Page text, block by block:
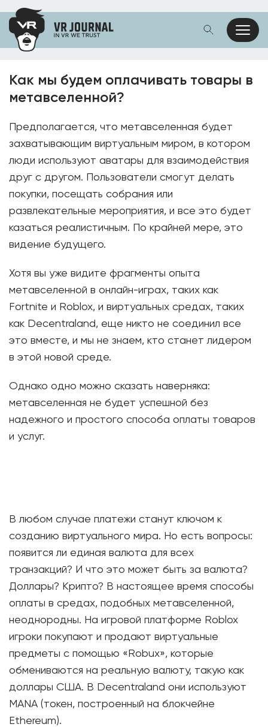
Как мы будем оплачивать товары в
метавселенной?
Предполагается, что метавселенная будет
захватывающим виртуальным миром, в котором
люди используют аватары для взаимодействия
друг с другом. Пользователи смогут делать
покупки, посещать собрания или
развлекательные мероприятия, и все это будет
казаться реалистичным. По крайней мере, это
видение будущего.
Хотя вы уже видите фрагменты опыта
метавселенной в онлайн-играх, таких как
Fortnite и Roblox, и виртуальных средах, таких
как Decentraland, еще никто не соединил все
это вместе, и мы не знаем, кто станет лидером
в этой новой среде.
Однако одно можно сказать наверняка:
метавселенная не будет успешной без
надежного и простого способа оплаты товаров
и услуг.
В любом случае платежи станут ключом к
созданию виртуального мира. Но есть вопросы:
появится ли единая валюта для всех
транзакций? И что это может быть за валюта?
Доллары? Крипто? В настоящее время способы
оплаты в средах, подобных метавселенной,
неоднородны. На игровой платформе Roblox
игроки покупают и продают виртуальные
предметы с помощью «Robux», которые
обмениваются на реальную валюту, такую ​​как
доллары США. В Decentraland они используют
MANA (токен, построенный на блокчейне
Ethereum).